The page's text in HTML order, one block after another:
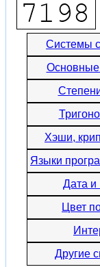
Системы
Основные
Хэши,
Языки
Дата и
Цвет
Другие